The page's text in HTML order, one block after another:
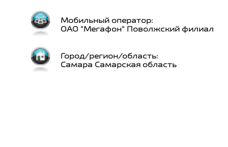
Мобильный оператор:
ОАО "Мегафон" Поволжский филиал
Город/регион/область:
Самара Самарская область